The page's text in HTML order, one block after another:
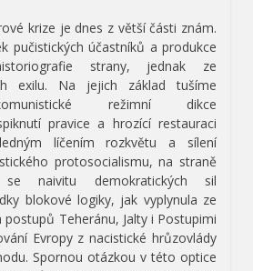
krize je dnes z větší části znám.
pučistických účastníků a produkce
strany, jednak ze
exilu. Na jejich základ tušíme
režimní dikce
pravice a hrozící restauraci
líčením rozkvětu a sílení
protosocialismu, na straně
naivitu demokratických sil
blokové logiky, jak vyplynula ze
postupů Teheránu, Jalty i Postupimi
Evropy z nacistické hrůzovlády
Spornou otázkou v této optice